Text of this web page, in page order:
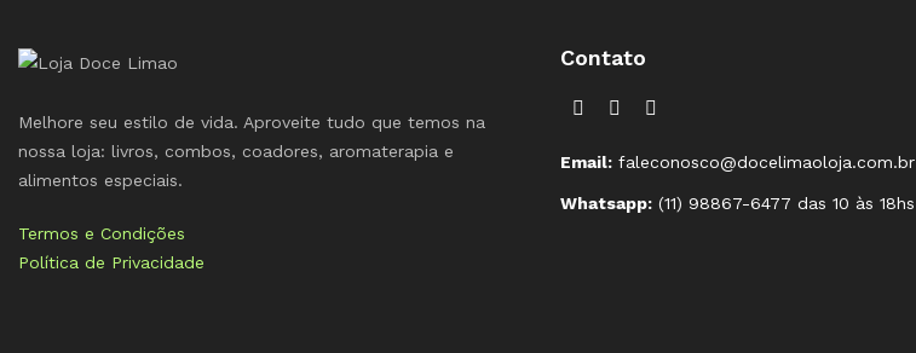
Melhore seu estilo de vida. Aproveite tudo que temos na
nossa loja: livros, combos, coadores, aromaterapia e
alimentos especiais.
Termos e Condições
Política de Privacidade
Contato
Email: faleconosco@docelimaoloja.com.br
Whatsapp: (11) 98867-6477 das 10 às 18hs